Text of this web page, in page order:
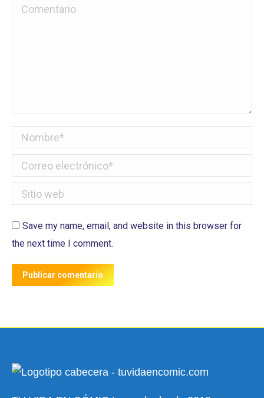
Comentario
Nombre *
Correo electrónico *
Sitio web
Save my name, email, and website in this browser for
the next time I comment.
Publicar comentario